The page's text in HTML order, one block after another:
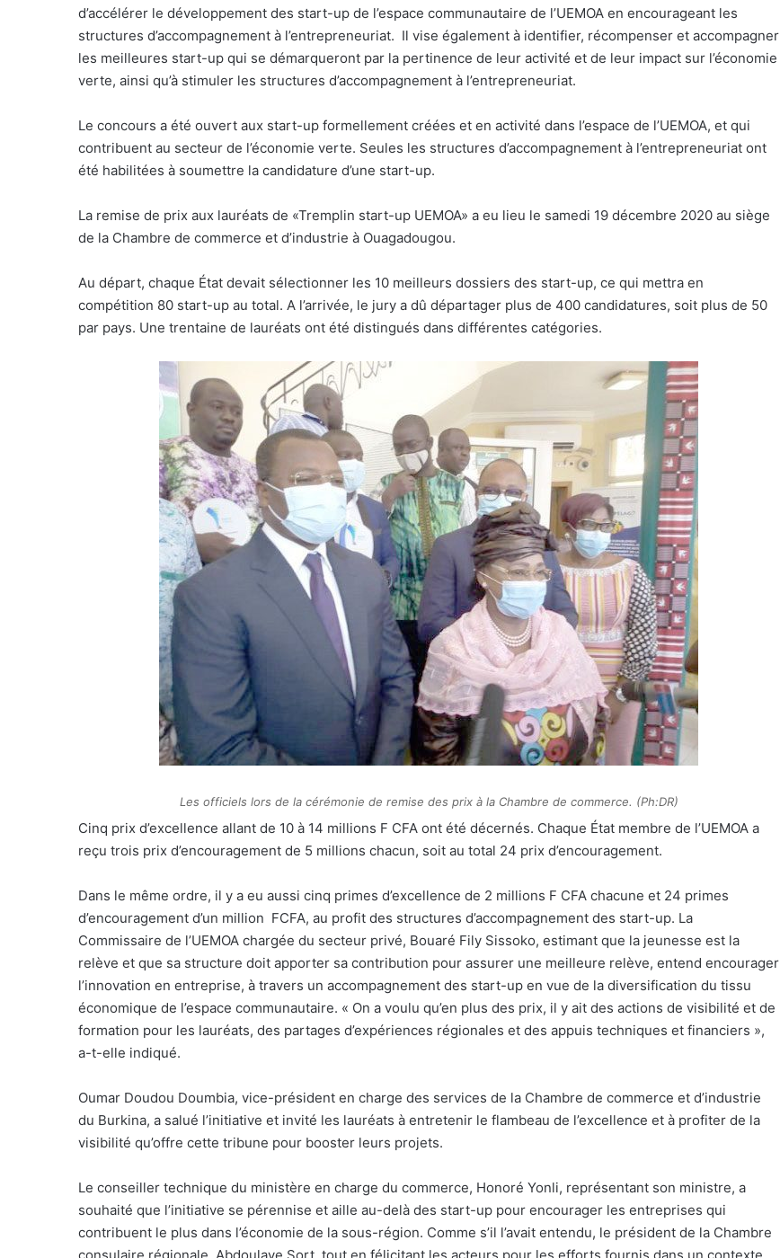
d’accélérer le développement des start-up de l’espace communautaire de l’UEMOA en encourageant les
structures d’accompagnement à l’entrepreneuriat. Il vise également à identifier, récompenser et accompagner
les meilleures start-up qui se démarqueront par la pertinence de leur activité et de leur impact sur l’économie
verte, ainsi qu’à stimuler les structures d’accompagnement à l’entrepreneuriat.
Le concours a été ouvert aux start-up formellement créées et en activité dans l’espace de l’UEMOA, et qui
contribuent au secteur de l’économie verte. Seules les structures d’accompagnement à l’entrepreneuriat ont
été habilitées à soumettre la candidature d’une start-up.
La remise de prix aux lauréats de «Tremplin start-up UEMOA» a eu lieu le samedi 19 décembre 2020 au siège
de la Chambre de commerce et d’industrie à Ouagadougou.
Au départ, chaque État devait sélectionner les 10 meilleurs dossiers des start-up, ce qui mettra en
compétition 80 start-up au total. A l’arrivée, le jury a dû départager plus de 400 candidatures, soit plus de 50
par pays. Une trentaine de lauréats ont été distingués dans différentes catégories.
Les officiels lors de la cérémonie de remise des prix à la Chambre de commerce. (Ph:DR)
Cinq prix d’excellence allant de 10 à 14 millions F CFA ont été décernés. Chaque État membre de l’UEMOA a
reçu trois prix d’encouragement de 5 millions chacun, soit au total 24 prix d’encouragement.
Dans le même ordre, il y a eu aussi cinq primes d’excellence de 2 millions F CFA chacune et 24 primes
d’encouragement d’un million FCFA, au profit des structures d’accompagnement des start-up. La
Commissaire de l’UEMOA chargée du secteur privé, Bouaré Fily Sissoko, estimant que la jeunesse est la
relève et que sa structure doit apporter sa contribution pour assurer une meilleure relève, entend encourager
l’innovation en entreprise, à travers un accompagnement des start-up en vue de la diversification du tissu
économique de l’espace communautaire. « On a voulu qu’en plus des prix, il y ait des actions de visibilité et de
formation pour les lauréats, des partages d’expériences régionales et des appuis techniques et financiers »,
a-t-elle indiqué.
Oumar Doudou Doumbia, vice-président en charge des services de la Chambre de commerce et d’industrie
du Burkina, a salué l’initiative et invité les lauréats à entretenir le flambeau de l’excellence et à profiter de la
visibilité qu’offre cette tribune pour booster leurs projets.
Le conseiller technique du ministère en charge du commerce, Honoré Yonli, représentant son ministre, a
souhaité que l’initiative se pérennise et aille au-delà des start-up pour encourager les entreprises qui
contribuent le plus dans l’économie de la sous-région. Comme s’il l’avait entendu, le président de la Chambre
consulaire régionale, Abdoulaye Sort, tout en félicitant les acteurs pour les efforts fournis dans un contexte